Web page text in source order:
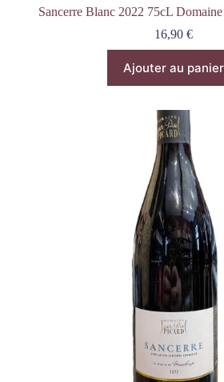
Sancerre Blanc 2022 75cL
16,90€
Ajouter au panier